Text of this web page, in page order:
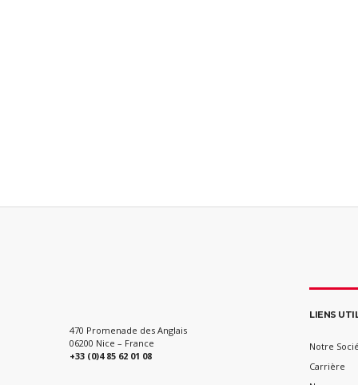
470 Promenade des Anglais
06200 Nice – France
+33 (0)4 85 62 01 08
LIENS
Notre
Carrière